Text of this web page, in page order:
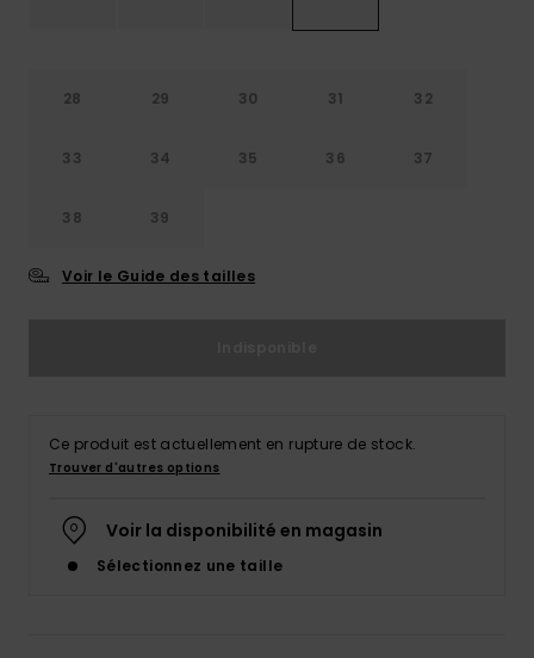
28 29 30 31 32
33 34 35 36 37
38 39
Voir le Guide des tailles
Ce produit est actuellement en rupture de stock.
Trouver d'autres options
Voir la disponibilité en magasin
Sélectionnez une taille